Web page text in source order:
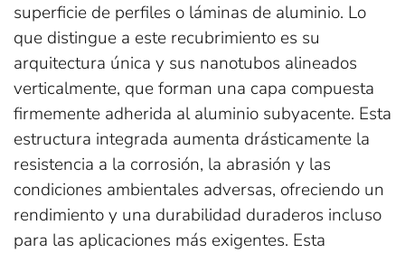
superficie de perfiles o láminas de aluminio. Lo
que distingue a este recubrimiento es su
arquitectura única y sus nanotubos alineados
verticalmente, que forman una capa compuesta
firmemente adherida al aluminio subyacente. Esta
estructura integrada aumenta drásticamente la
resistencia a la corrosión, la abrasión y las
condiciones ambientales adversas, ofreciendo un
rendimiento y una durabilidad duraderos incluso
para las aplicaciones más exigentes. Esta